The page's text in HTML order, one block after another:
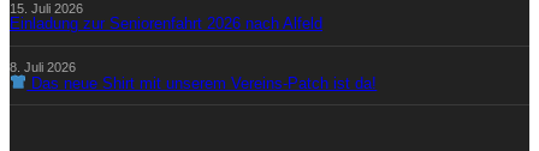
15. Juli 2026
Einladung zur Seniorenfahrt 2026 nach Alfeld
8. Juli 2026
Das neue Shirt mit unserem Vereins-Patch ist da!